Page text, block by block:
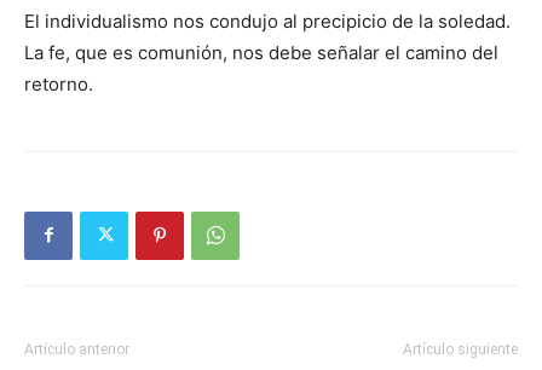
El individualismo nos condujo al precipicio de la soledad.
La fe, que es comunión, nos debe señalar el camino del
retorno.
Artículo anterior Artículo siguiente